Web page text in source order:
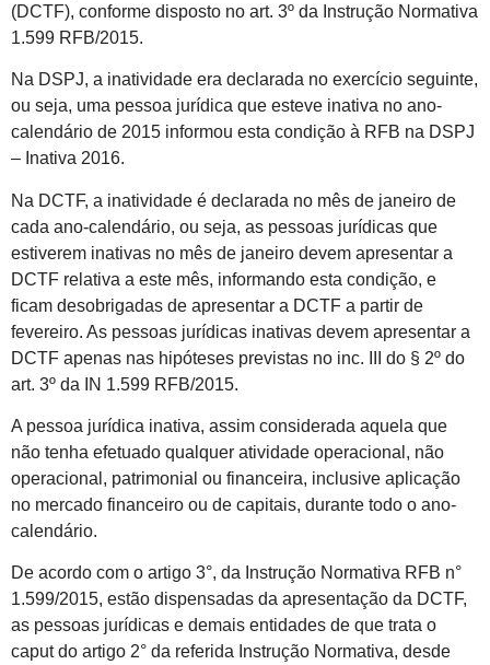
(DCTF), conforme disposto no art. 3º da Instrução Normativa
1.599 RFB/2015.
Na DSPJ, a inatividade era declarada no exercício seguinte,
ou seja, uma pessoa jurídica que esteve inativa no ano-
calendário de 2015 informou esta condição à RFB na DSPJ
– Inativa 2016.
Na DCTF, a inatividade é declarada no mês de janeiro de
cada ano-calendário, ou seja, as pessoas jurídicas que
estiverem inativas no mês de janeiro devem apresentar a
DCTF relativa a este mês, informando esta condição, e
ficam desobrigadas de apresentar a DCTF a partir de
fevereiro. As pessoas jurídicas inativas devem apresentar a
DCTF apenas nas hipóteses previstas no inc. III do § 2º do
art. 3º da IN 1.599 RFB/2015.
A pessoa jurídica inativa, assim considerada aquela que
não tenha efetuado qualquer atividade operacional, não
operacional, patrimonial ou financeira, inclusive aplicação
no mercado financeiro ou de capitais, durante todo o ano-
calendário.
De acordo com o artigo 3°, da Instrução Normativa RFB n°
1.599/2015, estão dispensadas da apresentação da DCTF,
as pessoas jurídicas e demais entidades de que trata o
caput do artigo 2° da referida Instrução Normativa, desde